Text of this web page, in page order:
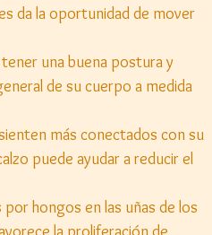
da la oportunidad de mover
una buena postura y
de su cuerpo a medida
más conectados con su
puede ayudar a reducir el
hongos en las uñas de los